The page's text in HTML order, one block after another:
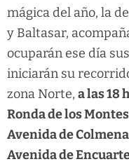
mágica del año, la
y Baltasar,
ocuparán ese día
iniciarán su
zona Norte, a las 18
Ronda de los
Avenida de
Avenida de